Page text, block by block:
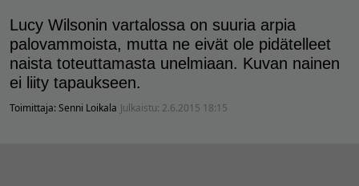
Lucy Wilsonin vartalossa on suuria arpia
palovammoista, mutta ne eivät ole pidätelleet
naista toteuttamasta unelmiaan. Kuvan nainen
ei liity tapaukseen.
Toimittaja:Senni Loikala Julkaistu: 2.6.2015 18:15